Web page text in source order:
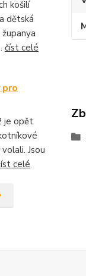
košilí
dětská
číst celé
je opět
Jsou
celé